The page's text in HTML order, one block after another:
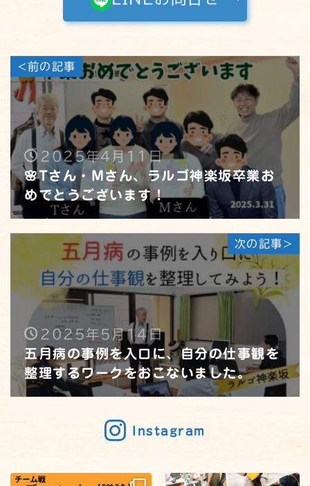
<前の記事
2025年4月11日
🌸Tさん・Mさん、ラルゴ神楽坂卒業お
めでとうございます！
次の記事>
2025年5月14日
五月病の事例を入口に、自分の仕事観を
整理するワークをおこないました。
Instagram
【職場で役立つメリット満載の